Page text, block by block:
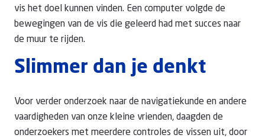
vis het doel kunnen vinden. Een computer volgde de
bewegingen van de vis die geleerd had met succes naar
de muur te rijden.
Slimmer dan je denkt
Voor verder onderzoek naar de navigatiekunde en andere
vaardigheden van onze kleine vrienden, daagden de
onderzoekers met meerdere controles de vissen uit, door